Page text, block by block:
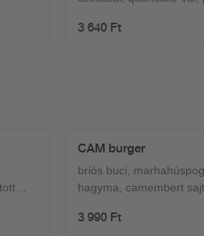
3 640 Ft
CAM burger
briós buci,
hagyma, camembert
3 990 Ft